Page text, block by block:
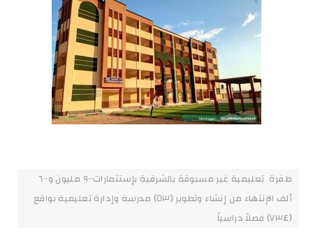
طفرة تعليمية غير مسبوقة بالشرقية بإستثمارات٩٠٠ مليون و٦٠٠
ألف الإنتهاء من إنشاء وتطوير (٥٣) مدرسة وإدارة تعليمية بواقع
(٧٣٤) فصلاً دراسياً